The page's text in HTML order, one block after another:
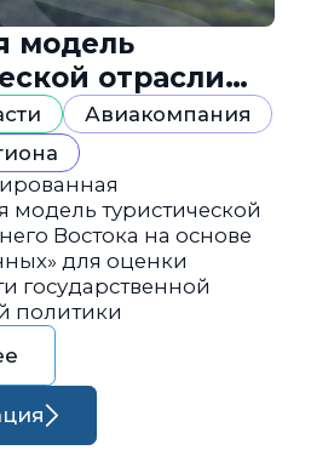
модель
отрасли
Авиакомпания
модель туристической
Востока на основе
для оценки
государственной
политики